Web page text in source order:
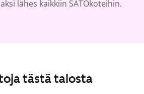
lähes kaikkiin SATOkoteihin.
tästä talosta
/25